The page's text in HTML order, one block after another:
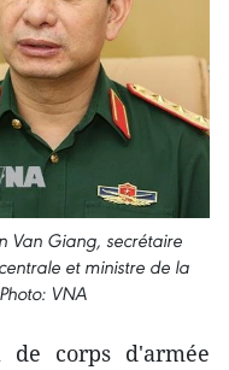
Van Giang, secrétaire
et ministre de la
VNA
corps d'armée